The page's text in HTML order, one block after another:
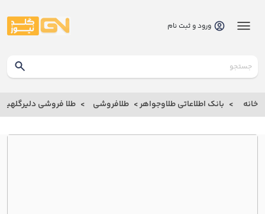
بانک
بانک
اطلاعاتی
ورود و ثبت نام
خانه بانک اطلاعاتی طلاوجواهر طلافروشی طلا فروشی دليرگلهين